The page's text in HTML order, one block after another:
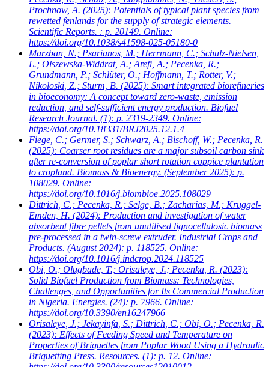
Prochnow, A. (2025): Potentials of typical plant species from
rewetted fenlands for the supply of strategic elements.
Scientific Reports. : p. 20149. Online:
https://doi.org/10.1038/s41598-025-05180-0
Marzban, N.; Psarianos, M.; Herrmann, C.; Schulz-Nielsen,
L.; Olszewska-Widdrat, A.; Arefi, A.; Pecenka, R.;
Grundmann, P.; Schlüter, O.; Hoffmann, T.; Rotter, V.;
Nikoloski, Z.; Sturm, B. (2025): Smart integrated biorefineries
in bioeconomy: A concept toward zero-waste, emission
reduction, and self-sufficient energy production. Biofuel
Research Journal. (1): p. 2319-2349. Online:
https://doi.org/10.18331/BRJ2025.12.1.4
Fiege, C.; Germer, S.; Schwarz, A.; Bischoff, W.; Pecenka, R.
(2025): Coarser root residues are a major subsoil carbon sink
after re-conversion of poplar short rotation coppice plantation
to cropland. Biomass & Bioenergy. (September 2025): p.
108029. Online:
https://doi.org/10.1016/j.biombioe.2025.108029
Dittrich, C.; Pecenka, R.; Selge, B.; Zacharias, M.; Kruggel-
Emden, H. (2024): Production and investigation of water
absorbent fibre pellets from unutilised lignocellulosic biomass
pre-processed in a twin-screw extruder. Industrial Crops and
Products. (August 2024): p. 118525. Online:
https://doi.org/10.1016/j.indcrop.2024.118525
Obi, O.; Olugbade, T.; Orisaleye, J.; Pecenka, R. (2023):
Solid Biofuel Production from Biomass: Technologies,
Challenges, and Opportunities for Its Commercial Production
in Nigeria. Energies. (24): p. 7966. Online:
https://doi.org/10.3390/en16247966
Orisaleye, J.; Jekayinfa, S.; Dittrich, C.; Obi, O.; Pecenka, R.
(2023): Effects of Feeding Speed and Temperature on
Properties of Briquettes from Poplar Wood Using a Hydraulic
Briquetting Press. Resources. (1): p. 12. Online: